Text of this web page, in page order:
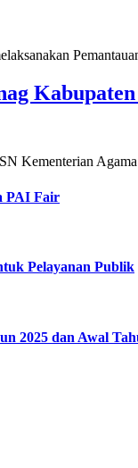
Kementerian
PAI Fair
Pelayanan Publik
2025 dan Awal